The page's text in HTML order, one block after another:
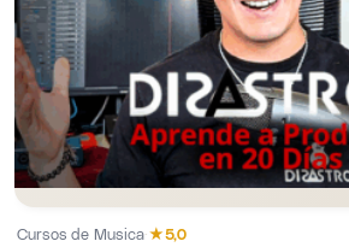
Cursos de Musica·★5,0